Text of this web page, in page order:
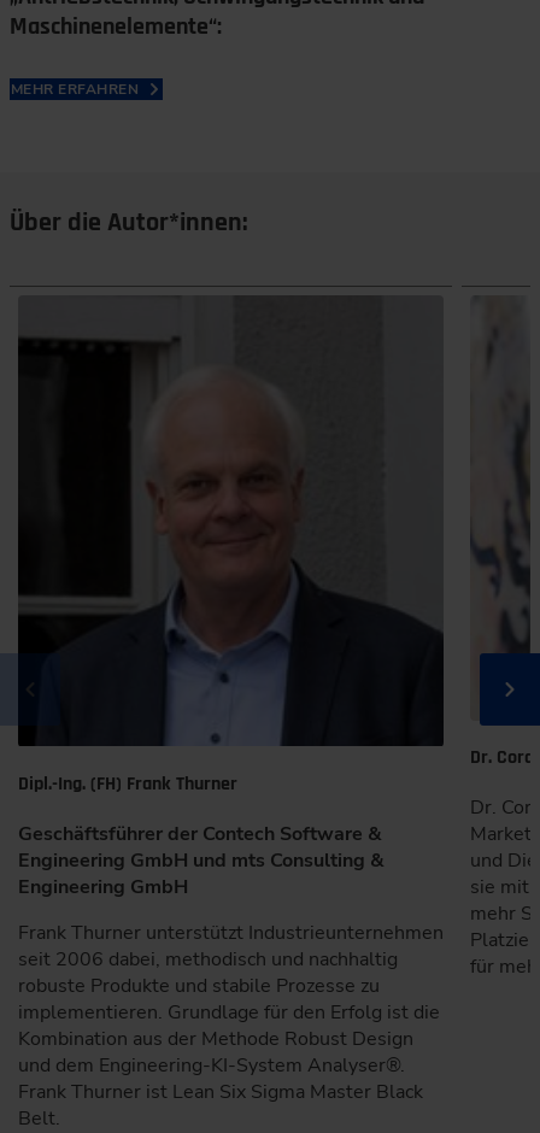
Maschinenelemente“:
MEHR ERFAHREN
Über die Autor*innen:
Dipl.-Ing. (FH) Frank Thurner
Geschäftsführer der Contech Software &
Engineering GmbH und mts Consulting &
Engineering GmbH
Frank Thurner unterstützt Industrieunternehmen
seit 2006 dabei, methodisch und nachhaltig
robuste Produkte und stabile Prozesse zu
implementieren. Grundlage für den Erfolg ist die
Kombination aus der Methode Robust Design
und dem Engineering-KI-System Analyser®.
Frank Thurner ist Lean Six Sigma Master Black
Belt.
Dr.
Dr.
und
sie mit
mehr
für